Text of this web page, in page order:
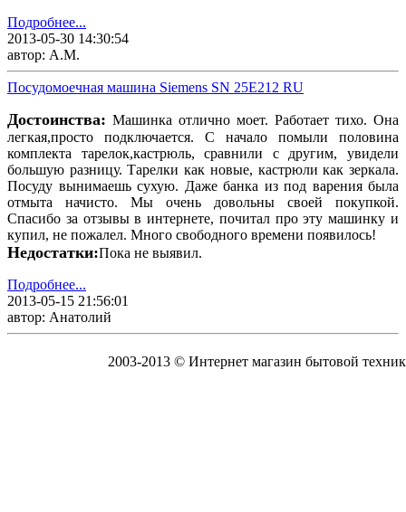
Подробнее...
2013-05-30 14:30:54
автор: А.М.
Посудомоечная машина Siemens SN 25E212 RU
Достоинства: Машинка отлично моет. Работает тихо. Она
легкая,просто подключается. С начало помыли половина
комплекта тарелок,кастрюль, сравнили с другим, увидели
большую разницу. Тарелки как новые, кастрюли как зеркала.
Посуду вынимаешь сухую. Даже банка из под варения была
отмыта начисто. Мы очень довольны своей покупкой.
Спасибо за отзывы в интернете, почитал про эту машинку и
купил, не пожалел. Много свободного времени появилось!
Недостатки:Пока не выявил.
Подробнее...
2013-05-15 21:56:01
автор: Анатолий
2003-2013 © Интернет магазин бытовой